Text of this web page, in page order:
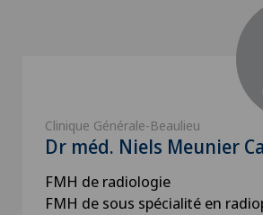
Clinique Générale-Beaulieu
Dr méd. Niels Meunier
FMH de radiologie
FMH de sous spécialité en